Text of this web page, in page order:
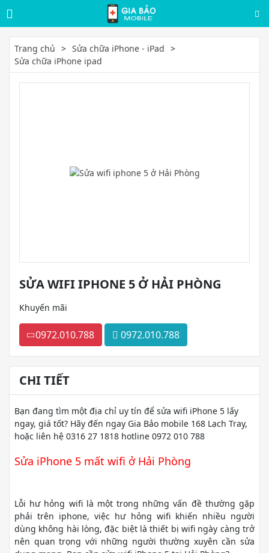
Trang chủ
Sửa chữa iPhone - iPad
Sửa chữa iPhone ipad
SỬA WIFI IPHONE 5 Ở HẢI PHÒNG
Khuyến mãi
0972.010.788 0972.010.788
CHI TIẾT
Bạn đang tìm một địa chỉ uy tín để sửa wifi iPhone 5 lấy
ngay, giá tốt? Hãy đến ngay Gia Bảo mobile 168 Lạch Tray,
hoặc liên hệ 0316 27 1818 hotline 0972 010 788
Sửa iPhone 5 mất wifi ở Hải Phòng
Lỗi hư hỏng wifi là một trong những vấn đề thường gặp
phải trên iphone, việc hư hỏng wifi khiến nhiều người
dùng không hài lòng, đặc biệt là thiết bị wifi ngày càng trở
nên quan trọng với những người thường xuyên cần sửa